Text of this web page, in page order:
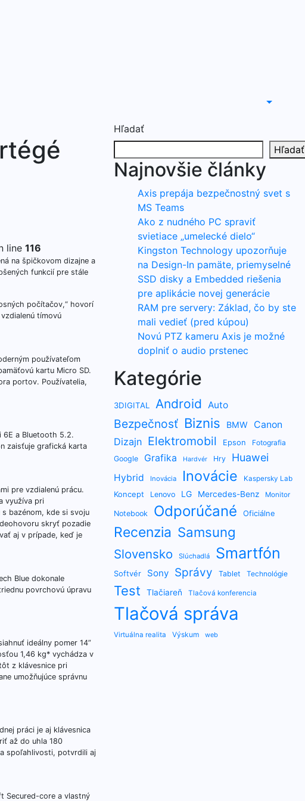
line 116
na špičkovom dizajne a
funkcií pre stále
počítačov,“ hovorí
tímovú
používateľom
kartu Micro SD.
portov. Používatelia,
6E a Bluetooth 5.2.
zaisťuje grafická karta
pre vzdialenú prácu.
využíva pri
bazénom, kde si svoju
skryť pozadie
aj v prípade, keď je
Blue dokonale
povrchovú úpravu
ideálny pomer 14”
1,46 kg* vychádza v
z klávesnice pri
umožňujúce správnu
práci je aj klávesnica
až do uhla 180
spoľahlivosti, potvrdili aj
Secured-core a vlastný
Hľadať
Hľadať
Najnovšie články
Axis prepája bezpečnostný svet s
MS Teams
Ako z nudného PC spraviť
svietiace „umelecké dielo“
Kingston Technology upozorňuje
na Design-In pamäte, priemyselné
SSD disky a Embedded riešenia
pre aplikácie novej generácie
RAM pre servery: Základ, čo by ste
mali vedieť (pred kúpou)
Novú PTZ kameru Axis je možné
doplniť o audio prstenec
Kategórie
3DIGITAL Android Auto
Bezpečnosť Biznis BMW Canon
Dizajn Elektromobil Epson
Fotografia
Google
Grafika Hardvér Hry Huawei
Hybrid Inovácia Inovácie Kaspersky Lab
Koncept Lenovo LG Mercedes-Benz Monitor
Notebook Odporúčané Oficiálne
Recenzia Samsung
Slovensko Slúchadlá Smartfón
Softvér Sony Správy Tablet Technológie
Test Tlačiareň Tlačová konferencia
Tlačová správa
Virtuálna realita Výskum web